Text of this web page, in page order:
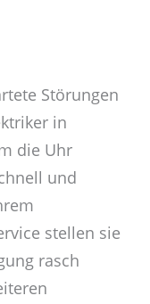
Störungen
in
die Uhr
und
stellen sie
rasch